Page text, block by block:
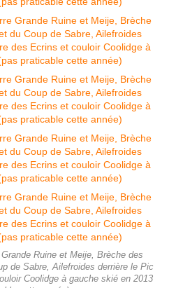
Ruine et Meije, Brèche des
de Sabre, Ailefroides derrière le Pic
Coolidge à gauche skié en 2013